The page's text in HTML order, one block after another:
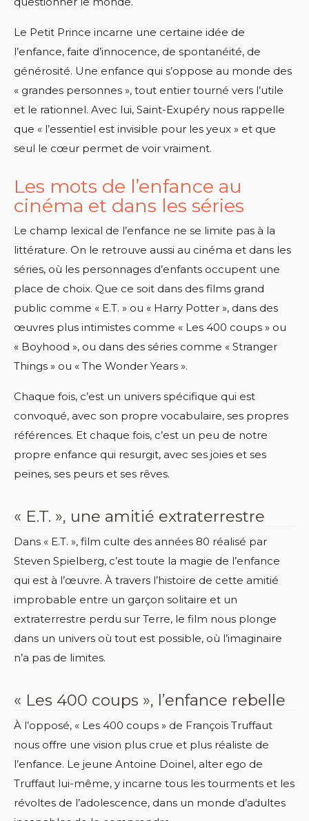
Le Petit Prince incarne une certaine idée de
l’enfance, faite d’innocence, de spontanéité, de
générosité. Une enfance qui s’oppose au monde des
« grandes personnes », tout entier tourné vers l’utile
et le rationnel. Avec lui, Saint-Exupéry nous rappelle
que « l’essentiel est invisible pour les yeux » et que
seul le cœur permet de voir vraiment.
Les mots de l’enfance au
cinéma et dans les séries
Le champ lexical de l’enfance ne se limite pas à la
littérature. On le retrouve aussi au cinéma et dans les
séries, où les personnages d’enfants occupent une
place de choix. Que ce soit dans des films grand
public comme « E.T. » ou « Harry Potter », dans des
œuvres plus intimistes comme « Les 400 coups » ou
« Boyhood », ou dans des séries comme « Stranger
Things » ou « The Wonder Years ».
Chaque fois, c’est un univers spécifique qui est
convoqué, avec son propre vocabulaire, ses propres
références. Et chaque fois, c’est un peu de notre
propre enfance qui resurgit, avec ses joies et ses
peines, ses peurs et ses rêves.
« E.T. », une amitié extraterrestre
Dans « E.T. », film culte des années 80 réalisé par
Steven Spielberg, c’est toute la magie de l’enfance
qui est à l’œuvre. À travers l’histoire de cette amitié
improbable entre un garçon solitaire et un
extraterrestre perdu sur Terre, le film nous plonge
dans un univers où tout est possible, où l’imaginaire
n’a pas de limites.
« Les 400 coups », l’enfance rebelle
À l’opposé, « Les 400 coups » de François Truffaut
nous offre une vision plus crue et plus réaliste de
l’enfance. Le jeune Antoine Doinel, alter ego de
Truffaut lui-même, y incarne tous les tourments et les
révoltes de l’adolescence, dans un monde d’adultes